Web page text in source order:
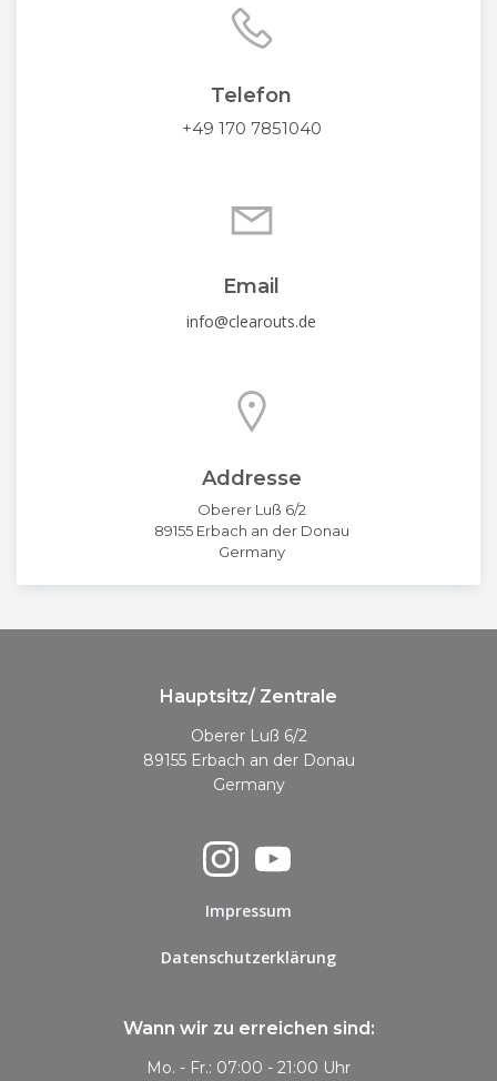
Telefon
+49 170 7851040
Email
info@clearouts.de
Addresse
Oberer Luß 6/2
89155 Erbach an der Donau
Germany
Hauptsitz/ Zentrale
Oberer Luß 6/2
89155 Erbach an der Donau
Germany
Impressum
Datenschutzerklärung
Wann wir zu erreichen sind:
Mo. - Fr.: 07:00 - 21:00 Uhr